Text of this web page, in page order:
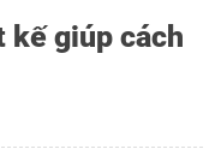
kế giúp cách